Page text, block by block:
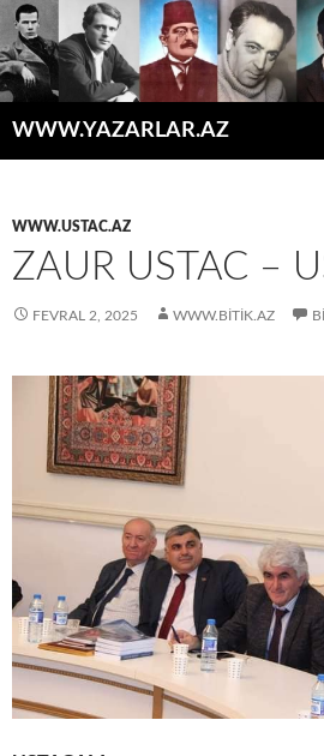
WWW.YAZARLAR.AZ
WWW.USTAC.AZ
ZAUR USTAC –
FEVRAL 2, 2025 WWW.BITIK.AZ